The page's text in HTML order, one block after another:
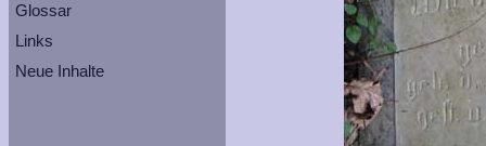
Glossar
Links
Neue Inhalte